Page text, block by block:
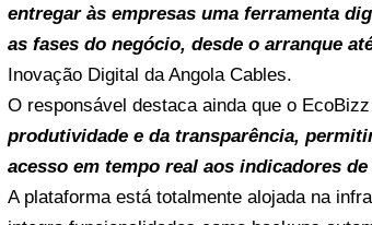
entregar às empresas uma ferramenta
as fases do negócio, desde o arranque
Inovação Digital da Angola Cables.
O responsável destaca ainda que o
produtividade e da transparência,
acesso em tempo real aos indicadores de
A plataforma está totalmente alojada na